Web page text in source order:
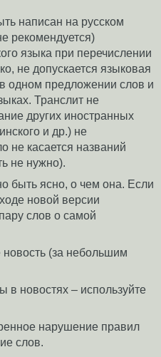
написан на русском
рекомендуется)
языка при перечислении
не допускается языковая
одном предложении слов и
Транслит не
других иностранных
и др.) не
не касается названий
не нужно).
быть ясно, о чем она. Если
новой версии
слов о самой
новость (за небольшим
в новостях – используйте
нарушение правил
слов.